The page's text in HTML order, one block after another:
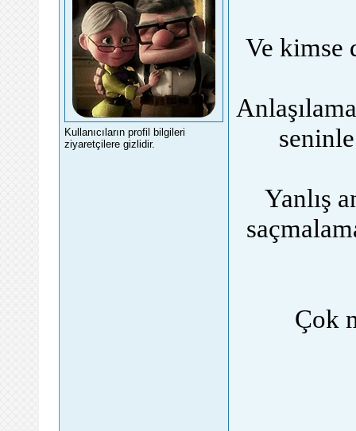
Kullanıcıların profil bilgileri
ziyaretçilere gizlidir.
Ve kimse
Yanlış
Çok